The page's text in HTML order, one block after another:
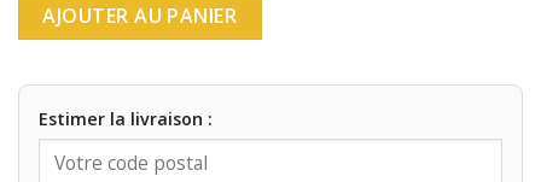
AJOUTER AU PANIER
Estimer la livraison :